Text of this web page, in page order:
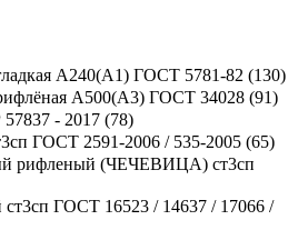
А240(А1) ГОСТ 5781-82 (130)
А500(А3) ГОСТ 34028 (91)
- 2017 (78)
ГОСТ 2591-2006 / 535-2005 (65)
рифленый (ЧЕЧЕВИЦА) ст3сп
ст3сп ГОСТ 16523 / 14637 / 17066 /